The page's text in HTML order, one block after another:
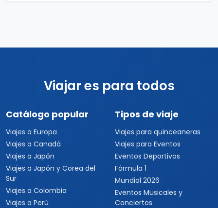
Viajar es para todos
Catálogo popular
Viajes a Europa
Viajes a Canadá
Viajes a Japón
Viajes a Japón y Corea del
Sur
Viajes a Colombia
Viajes a Perú
Tipos de viaje
Viajes para quinceaneras
Viajes para Eventos
Eventos Deportivos
Fórmula 1
Mundial 2026
Eventos Musicales y
Conciertos